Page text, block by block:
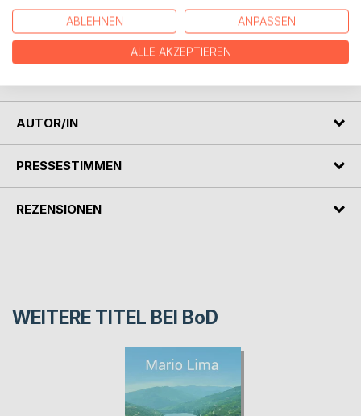
nervenaufreibende Reise, die sie über Nordafrika nach
Südfrankreich führt. Dunkle Abgründe tun sich dabei auf.
Anne weiß schon bald nicht mehr, wem sie noch trauen
kann und muss sich fragen: Wie weit darf man für die
AUTOR/IN
PRESSESTIMMEN
REZENSIONEN
WEITERE TITEL BEI BoD
ABLEHNEN ANPASSEN
ALLE AKZEPTIEREN